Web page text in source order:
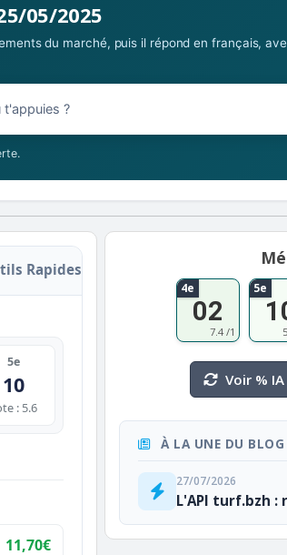
05/2025
du marché, puis il répond en français,
Rapides
5e
10
: 5.6
11,70€
4e
02
7.4 /1
5e
Voir % IA
À LA UNE DU BLOG
27/07/2026
L'API turf.bzh :